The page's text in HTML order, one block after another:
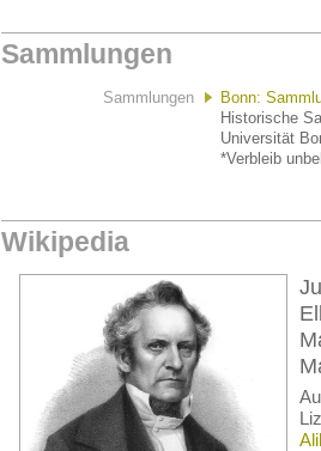
Sammlungen
Sammlungen
Bonn:
Historische
Universität
*Verbleib
Wikipedia